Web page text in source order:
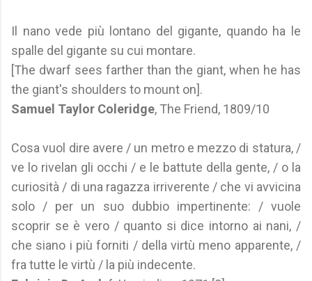
Il nano vede più lontano del gigante, quando ha le
spalle del gigante su cui montare.
[The dwarf sees farther than the giant, when he has
the giant's shoulders to mount on].
Samuel Taylor Coleridge, The Friend, 1809/10
Cosa vuol dire avere / un metro e mezzo di statura, /
ve lo rivelan gli occhi / e le battute della gente, / o la
curiosità / di una ragazza irriverente / che vi avvicina
solo / per un suo dubbio impertinente: / vuole
scoprir se è vero / quanto si dice intorno ai nani, /
che siano i più forniti / della virtù meno apparente, /
fra tutte le virtù / la più indecente.